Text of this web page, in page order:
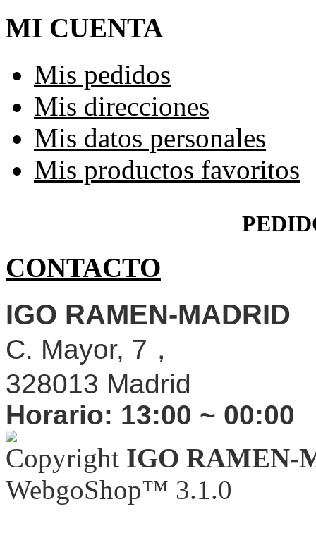
MI CUENTA
Mis pedidos
Mis direcciones
Mis datos personales
Mis productos favoritos
CONTACTO
IGO RAMEN-MADRID
C. Mayor, 7，
328013 Madrid
Horario: 13:00 ~ 00:00
Copyright IGO RAMEN-
WebgoShop™ 3.1.0